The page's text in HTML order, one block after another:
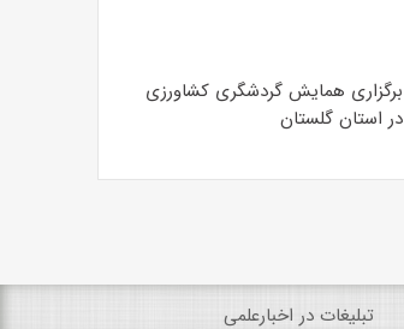
برگزاری همایش گردشگری کشاورزی
در استان گلستان
تبلیغات در اخبارعلمی